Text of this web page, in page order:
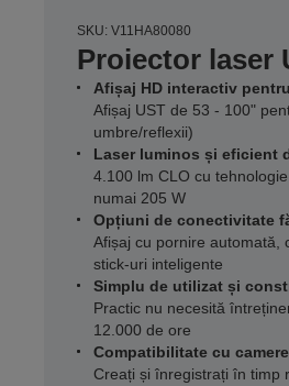
SKU: V11HA80080
Proiector laser
Afișaj HD interactiv
Afișaj UST de 53 - 100"
umbre/reflexii)
Laser luminos și eficient
4.100 lm CLO cu
numai 205 W
Opțiuni de conectivitate
Afișaj cu pornire automată,
stick-uri inteligente
Simplu de utilizat și
Practic nu necesită
12.000 de ore
Compatibilitate cu
Creați și înregistrați în timp